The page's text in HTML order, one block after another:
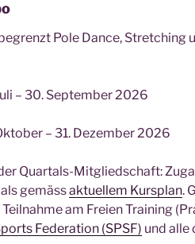
Pole Dance, Stretching
– 30. September 2026
– 31. Dezember 2026
Quartals-Mitgliedschaft:
gemässaktuellem Kursplan.
am Freien Training
Federation (SPSF) und alle